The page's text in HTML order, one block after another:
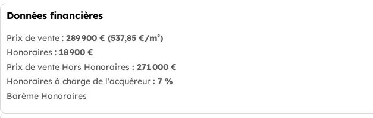
Données financières
Prix de vente : 289 900 € (537,85 €/m²)
Honoraires : 18 900 €
Prix de vente Hors Honoraires : 271 000 €
Honoraires à charge de l'acquéreur : 7 %
Barème Honoraires